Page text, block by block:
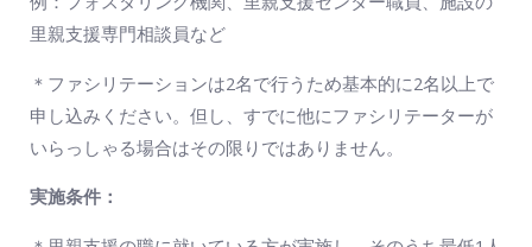
里親支援専門相談員など
＊ファシリテーションは2名で行うため基本的に2名以上で
申し込みください。但し、すでに他にファシリテーターが
いらっしゃる場合はその限りではありません。
実施条件：